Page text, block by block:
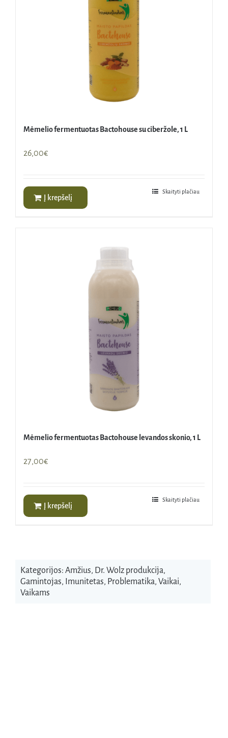
Mėmelio fermentuotas Bactohouse su ciberžole, 1 L
26,00€
Į krepšelį
Skaityti plačiau
Mėmelio fermentuotas Bactohouse levandos skonio, 1 L
27,00€
Į krepšelį
Skaityti plačiau
Kategorijos: Amžius, Dr. Wolz produkcija,
Gamintojas, Imunitetas, Problematika, Vaikai,
Vaikams